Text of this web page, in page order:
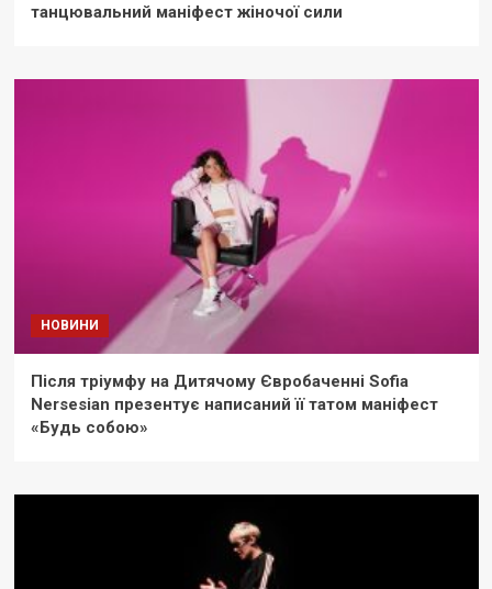
танцювальний маніфест жіночої сили
НОВИНИ
Після тріумфу на Дитячому Євробаченні Sofia
Nersesian презентує написаний її татом маніфест
«Будь собою»